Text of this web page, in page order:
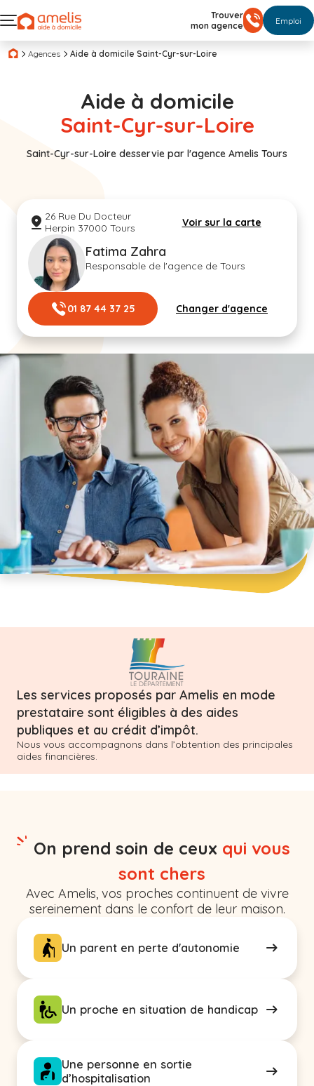
Trouver
mon agence
Emploi
Agences Aide à domicile Saint-Cyr-sur-Loire
Aide à domicile
Saint-Cyr-sur-Loire
Saint-Cyr-sur-Loire desservie par l'agence Amelis Tours
26 Rue Du Docteur
Herpin 37000 Tours
Voir sur la carte
Fatima Zahra
Responsable de l'agence de Tours
01 87 44 37 25 Changer d'agence
Les services proposés par Amelis en mode
prestataire sont éligibles à des aides
publiques et au crédit d’impôt.
Nous vous accompagnons dans l’obtention des principales
aides financières.
On prend soin de ceux qui vous
sont chers
Avec Amelis, vos proches continuent de vivre
sereinement dans le confort de leur maison.
Un parent en perte d'autonomie
Un proche en situation de handicap
Une personne en sortie
d’hospitalisation